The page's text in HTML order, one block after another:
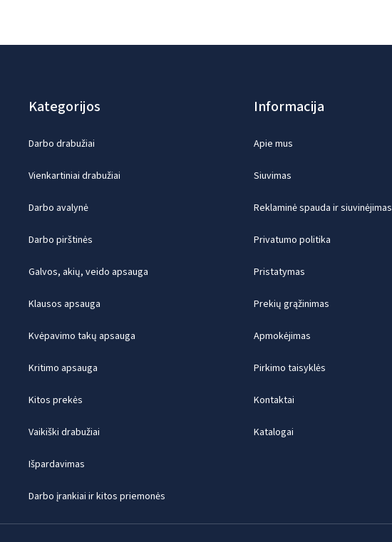
Kategorijos
Darbo drabužiai
Vienkartiniai drabužiai
Darbo avalynė
Darbo pirštinės
Galvos, akių, veido apsauga
Klausos apsauga
Kvėpavimo takų apsauga
Kritimo apsauga
Kitos prekės
Vaikiški drabužiai
Išpardavimas
Darbo įrankiai ir kitos priemonės
Informacija
Apie mus
Siuvimas
Reklaminė spauda ir siuvinėjimas
Privatumo politika
Pristatymas
Prekių grąžinimas
Apmokėjimas
Pirkimo taisyklės
Kontaktai
Katalogai